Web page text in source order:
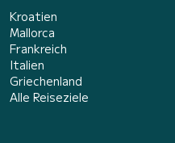
Kroatien
Mallorca
Frankreich
Italien
Griechenland
Alle Reiseziele